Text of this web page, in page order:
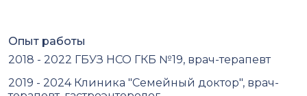
Опыт работы
2018 - 2022 ГБУЗ НСО ГКБ №19, врач-терапевт
2019 - 2024 Клиника "Семейный доктор", врач-